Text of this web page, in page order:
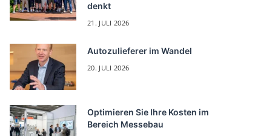
denkt
21. JULI 2026
Autozulieferer im Wandel
20. JULI 2026
Optimieren Sie Ihre Kosten im
Bereich Messebau